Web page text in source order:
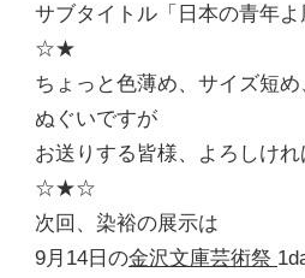
サブタイトル「日本の青年よ
☆★
ちょっと色薄め、サイズ短
ぬぐいですが
お送りする皆様、よろしけれ
☆★☆
次回、染裕の展示は
9月14日の金沢文庫芸術祭